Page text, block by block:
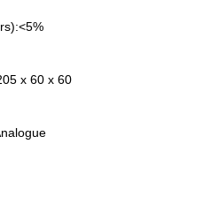
x 60 x 60